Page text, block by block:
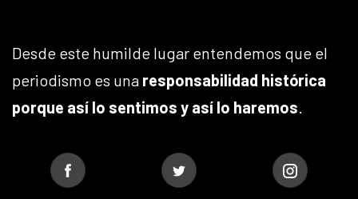
Desde este humilde lugar entendemos que el
periodismo es una responsabilidad histórica
porque así lo sentimos y así lo haremos.